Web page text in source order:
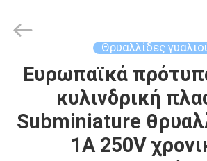
ΣΠΊΤΙ
ΠΡΟΪΌΝΤΑ
Electronics
Co.,Ltd.
Θρυαλλίδες
Ευρωπαϊκά
κυλινδρική
Subminiature
1A 250V